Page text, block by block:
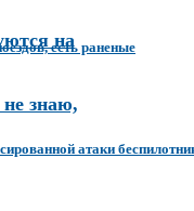
на
знаю,
есть раненые
атаки